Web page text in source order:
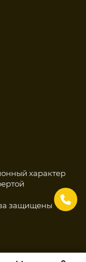
возможно
кромок.
с
основы для
(штукатурка,
По своим
картон
листов в
разреза
характер
защищены